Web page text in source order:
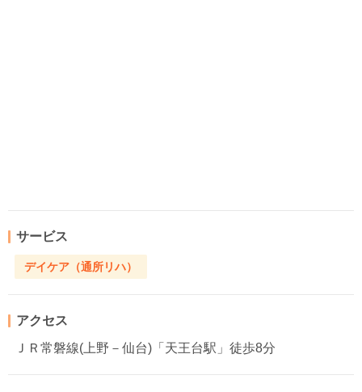
サービス
デイケア（通所リハ）
アクセス
ＪＲ常磐線(上野－仙台)「天王台駅」徒歩8分